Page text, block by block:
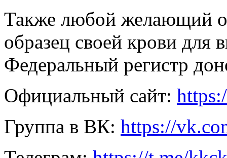
Также любой желающий
образец своей крови для
Федеральный регистр
Официальный сайт:
Группа в ВК: https://